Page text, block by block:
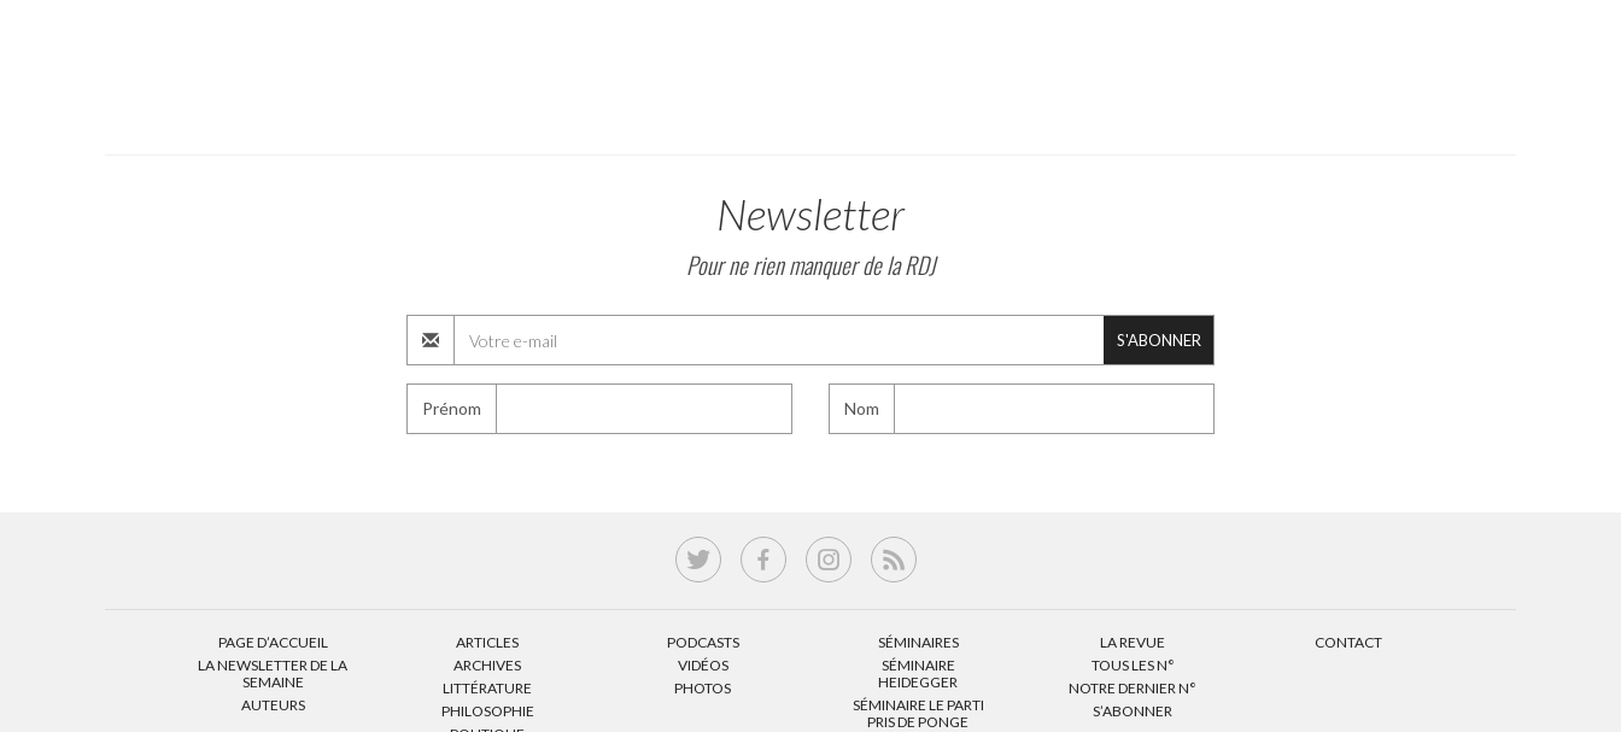
Newsletter
Pour ne rien manquer de la RDJ
S'ABONNER
Prénom Nom
PAGE D’ACCUEIL
LA NEWSLETTER DE LA
SEMAINE
AUTEURS
ARTICLES
ARCHIVES
LITTÉRATURE
PHILOSOPHIE
PODCASTS
VIDÉOS
PHOTOS
SÉMINAIRES
SÉMINAIRE
HEIDEGGER
SÉMINAIRE LE PARTI
PRIS DE PONGE
LA REVUE
TOUS LES N°
NOTRE DERNIER N°
S’ABONNER
CONTACT